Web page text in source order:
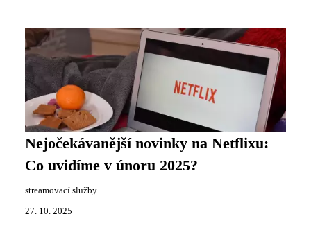
Nejočekávanější novinky na Netflixu:
Co uvidíme v únoru 2025?
streamovací služby
27. 10. 2025